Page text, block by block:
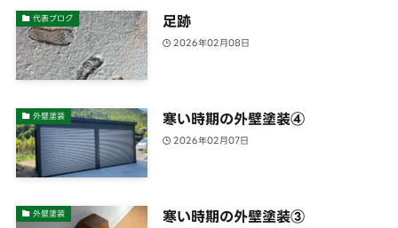
代表ブログ 足跡
2026年02月08日
外壁塗装 寒い時期の外壁塗装④
2026年02月07日
外壁塗装 寒い時期の外壁塗装③